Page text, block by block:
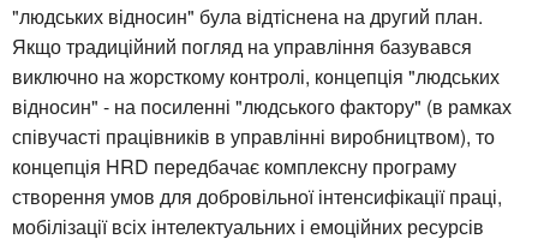
"людських відносин" була відтіснена на другий план.
Якщо традиційний погляд на управління базувався
виключно на жорсткому контролі, концепція "людських
відносин" - на посиленні "людського фактору" (в рамках
співучасті працівників в управлінні виробництвом), то
концепція HRD передбачає комплексну програму
створення умов для добровільної інтенсифікації праці,
мобілізації всіх інтелектуальних і емоційних ресурсів